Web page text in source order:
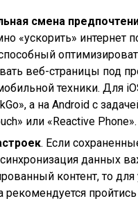
смена
«ускорить» интернет
веб-страницы под
техники. Для
а на Android с
или «Reactive Phone».
. Если
данных
контент, то для
рекомендуется